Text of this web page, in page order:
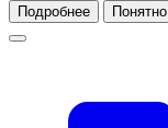
Подробнее Понятно